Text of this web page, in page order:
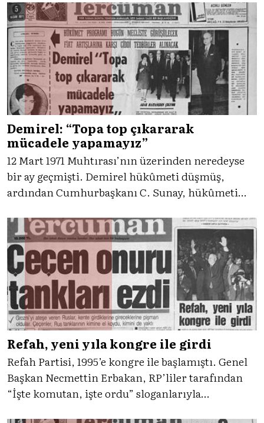
dönüş anbean takip edilmiş, kamuoyuna
heyecanla olanlar aktarılmıştı.
Demirel: “Topa top çıkararak
mücadele yapamayız”
12 Mart 1971 Muhtırası’nın üzerinden neredeyse
bir ay geçmişti. Demirel hükûmeti düşmüş,
ardından Cumhurbaşkanı C. Sunay, hükûmeti
Hükûmetin kurulmasından birkaç gün önce ise
Demirel’in AP’ye seslenişini Tercüman’ın 5 Nisan
1971 manşetleri eşliğiyle inceliyoruz.
Refah, yeni yıla kongre ile girdi
Refah Partisi, 1995’e kongre ile başlamıştı. Genel
Başkan Necmettin Erbakan, RP’liler tarafından
“İşte komutan, işte ordu” sloganlarıyla